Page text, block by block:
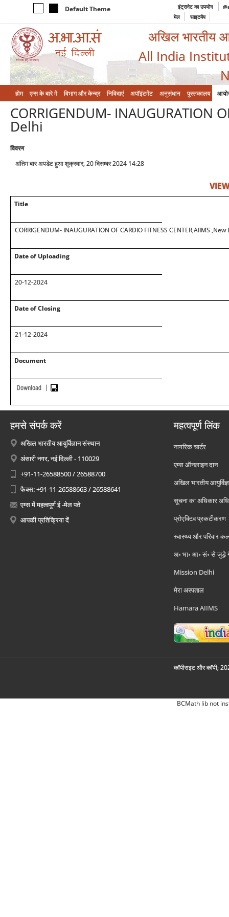
Default Theme इंट्रानेट का उपयोग
मेल
साइटमैप
अखिल भारतीय
All India
होम एम्‍स के बारे में विभाग और केन्‍द्र निविदाएं अपॉइंटमेंट अनुसंधान पुस्तकालय
CORRIGENDUM- INAUGURATION
Delhi
विवरण
अंतिम बार अपडेट हुआ शुक्रवार, 20 दिसम्बर 2024 14:28
Title
CORRIGENDUM- INAUGURATION OF CARDIO FITNESS CENTER,AIIMS ,New
Date of Uploading
20-12-2024
Date of Closing
21-12-2024
Document
हमसे संपर्क करें
अखिल भारतीय आयुर्विज्ञान संस्थान
अंसारी नगर, नई दिल्ली - 110029
+91-11-26588500 / 26588700
फैक्स: +91-11-26588663 / 26588641
एम्स में महत्वपूर्ण ई -मेल पते
आपकी प्रतिक्रिया दें
महत्वपूर्ण लिंक
नागरिक चार्टर
एम्स ऑनलाइन दान
अखिल भारतीय
सूचना का अधिकार
प्रोएक्टिव प्रकटीकरण
स्वास्थ्य और परिवार
अ॰ भा॰ आ॰ सं॰ से जुड़े
Mission Delhi
मेरा अस्पताल
Hamara AIIMS
कॉपीराइट और कॉपी;
BCMath lib not